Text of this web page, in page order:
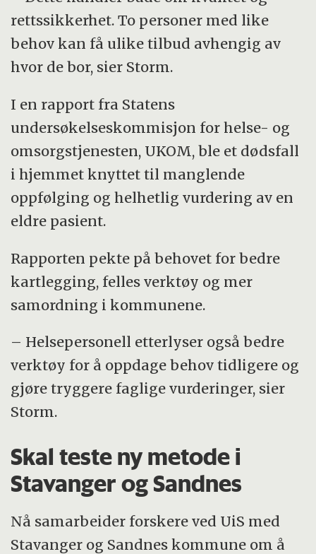
rettssikkerhet. To personer med like
behov kan få ulike tilbud avhengig av
hvor de bor, sier Storm.
I en rapport fra Statens
undersøkelseskommisjon for helse- og
omsorgstjenesten, UKOM, ble et dødsfall
i hjemmet knyttet til manglende
oppfølging og helhetlig vurdering av en
eldre pasient.
Rapporten pekte på behovet for bedre
kartlegging, felles verktøy og mer
samordning i kommunene.
– Helsepersonell etterlyser også bedre
verktøy for å oppdage behov tidligere og
gjøre tryggere faglige vurderinger, sier
Storm.
Skal teste ny metode i
Stavanger og Sandnes
Nå samarbeider forskere ved UiS med
Stavanger og Sandnes kommune om å